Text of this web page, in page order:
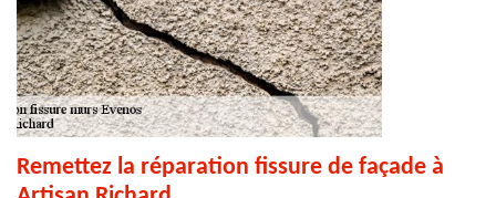
Remettez la réparation fissure de façade à